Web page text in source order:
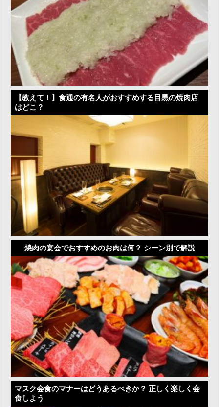
【教えて！】食通の有名人がおすすめする目黒の焼肉店
はどこ？
焼肉の宴会でおすすめのお肉は何？ シーン別で解説
マスク会食のマナーはどうあるべきか？ 正しく楽しく会
食しよう